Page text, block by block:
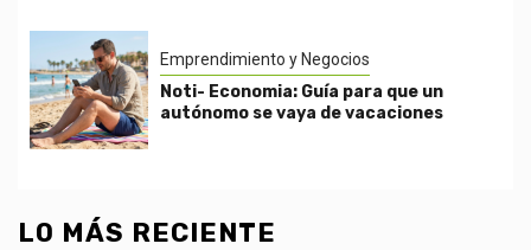
Emprendimiento y Negocios
Noti- Economia: Guía para que un
autónomo se vaya de vacaciones
LO MÁS RECIENTE